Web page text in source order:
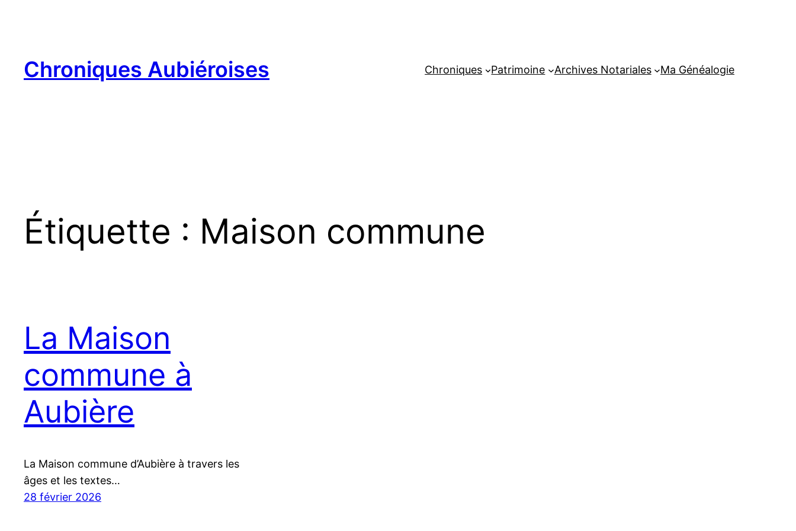
Chroniques Aubiéroises Chroniques Patrimoine Archives Notariales Ma Généalogie
Étiquette : Maison commune
La Maison
commune à
Aubière
La Maison commune d’Aubière à travers les
âges et les textes…
28 février 2026